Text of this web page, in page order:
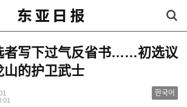
者写下过气反省书……初选议
山的护卫武士
한국어